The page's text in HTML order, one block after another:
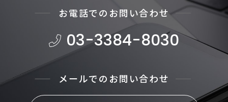
お電話でのお問い合わせ
03-3384-8030
メールでのお問い合わせ